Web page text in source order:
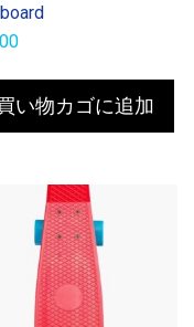
い物カゴに追加